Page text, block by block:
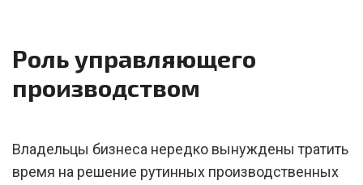
Роль управляющего
производством
Владельцы бизнеса нередко вынуждены тратить
время на решение рутинных производственных